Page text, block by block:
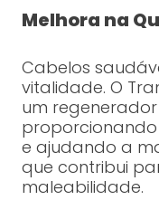
Melhora na
Cabelos
vitalidade. O
um
e ajudando a
que contribui
maleabilidade.